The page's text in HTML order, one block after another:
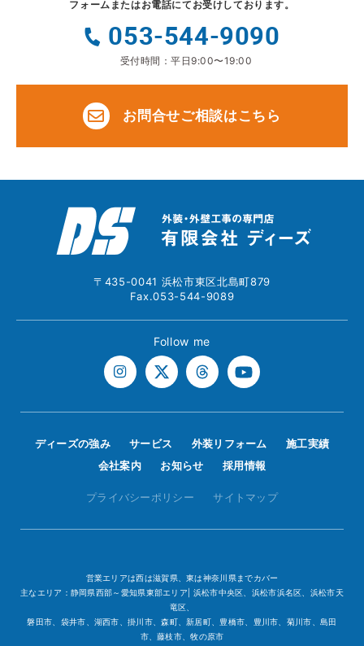
フォームまたはお電話にてお受けしております。
053-544-9090
受付時間：平日9:00〜19:00
お問合せご相談はこちら
〒435-0041 浜松市東区北島町879
Fax.053-544-9089
Follow me
ディーズの強み サービス 外装リフォーム
施工実績
会社案内
お知らせ 採用情報
プライバシーポリシー サイトマップ
営業エリアは西は滋賀県、東は神奈川県までカバー
主なエリア：静岡県西部～愛知県東部エリア| 浜松市中央区、浜松市浜名区、浜松市天
竜区、
磐田市、袋井市、湖西市、掛川市、森町、新居町、豊橋市、豊川市、菊川市、島田
市、藤枝市、牧の原市